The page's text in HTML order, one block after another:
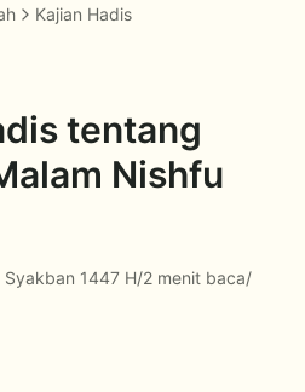
Kajian Hadis
tentang
Nishfu
Syakban 1447 H/2 menit baca/